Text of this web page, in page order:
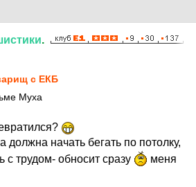
.
с ЕКБ
Муха
должна начать бегать по потолку,
трудом- обносит сразу
меня